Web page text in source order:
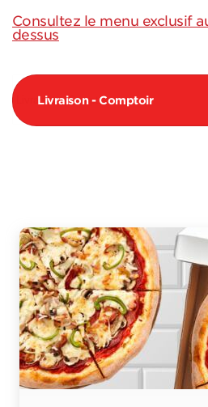
Consultez le menu exclusif
dessus
Livraison - Comptoir